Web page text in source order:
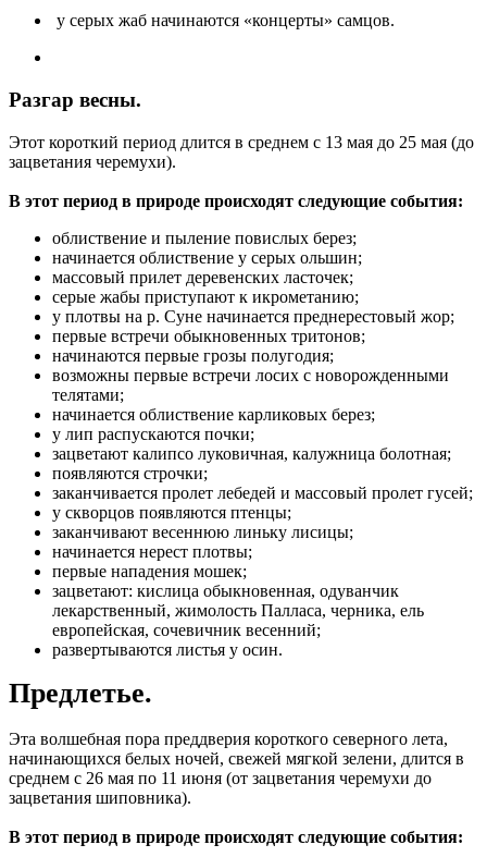
у серых жаб начинаются «концерты» самцов.
Разгар весны.
Этот короткий период длится в среднем с 13 мая до 25 мая (до
зацветания черемухи).
В этот период в природе происходят следующие события:
облиствение и пыление повислых берез;
начинается облиствение у серых ольшин;
массовый прилет деревенских ласточек;
серые жабы приступают к икрометанию;
у плотвы на р. Суне начинается преднерестовый жор;
первые встречи обыкновенных тритонов;
начинаются первые грозы полугодия;
возможны первые встречи лосих с новорожденными
телятами;
начинается облиствение карликовых берез;
у лип распускаются почки;
зацветают калипсо луковичная, калужница болотная;
появляются строчки;
заканчивается пролет лебедей и массовый пролет гусей;
у скворцов появляются птенцы;
заканчивают весеннюю линьку лисицы;
начинается нерест плотвы;
первые нападения мошек;
зацветают: кислица обыкновенная, одуванчик
лекарственный, жимолость Палласа, черника, ель
европейская, сочевичник весенний;
развертываются листья у осин.
Предлетье.
Эта волшебная пора преддверия короткого северного лета,
начинающихся белых ночей, свежей мягкой зелени, длится в
среднем с 26 мая по 11 июня (от зацветания черемухи до
зацветания шиповника).
В этот период в природе происходят следующие события: